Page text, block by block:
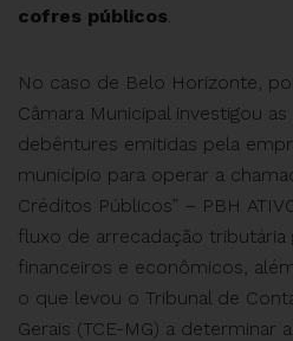
cofres públicos.
No caso de Belo Horizonte,
Câmara Municipal investigou
debêntures emitidas pela
município para operar a
Créditos Públicos” – PBH
fluxo de arrecadação tributária
financeiros e econômicos,
o que levou o Tribunal de
Gerais (TCE-MG) a determinar